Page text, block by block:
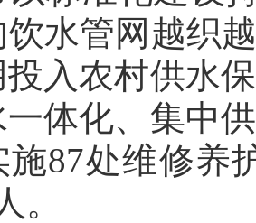
水管网越织
入农村供水
一体化、集中
施87处维修养
。